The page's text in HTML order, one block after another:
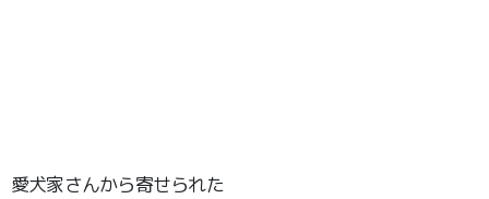
愛犬家さんから寄せられた